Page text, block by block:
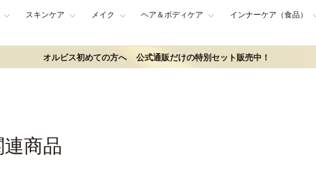
スキンケア メイク ヘア＆ボディケア インナーケア（食品）
オルビス初めての方へ 公式通販だけの特別セット販売中！
商品